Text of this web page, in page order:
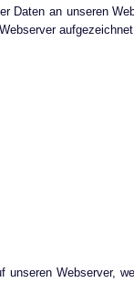
an unseren
Webserver,